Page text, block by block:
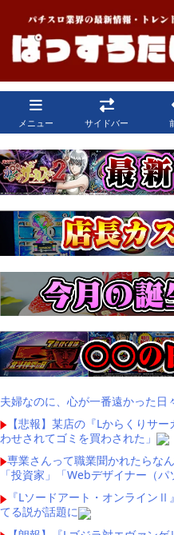
メニュー サイドバー
夫婦なのに、心が一番遠かった日
【悲報】某店の『Lからくりサ
わせされてゴミを買わされた」
専業さんって職業聞かれたらな
「投資家」「Webデザイナー（パ
『Lソードアート・オンライン
てる説が話題に